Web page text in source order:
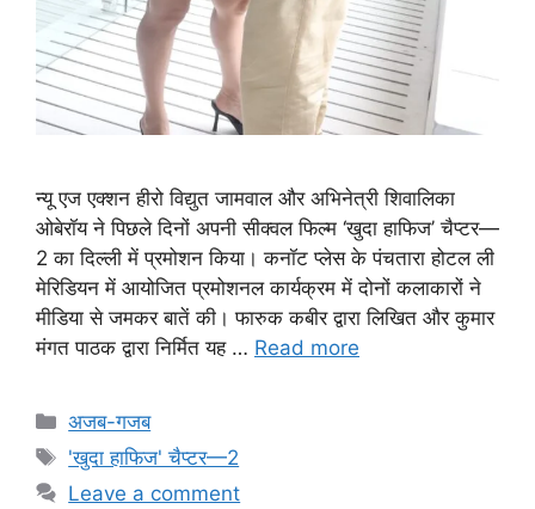
न्यू एज एक्शन हीरो विद्युत जामवाल और अभिनेत्री शिवालिका
ओबेरॉय ने पिछले दिनों अपनी सीक्वल फिल्म ‘खुदा हाफिज’ चैप्टर—
2 का दिल्ली में प्रमोशन किया। कनॉट प्लेस के पंचतारा होटल ली
मेरिडियन में आयोजित प्रमोशनल कार्यक्रम में दोनों कलाकारों ने
मीडिया से जमकर बातें की। फारुक कबीर द्वारा लिखित और कुमार
मंगत पाठक द्वारा निर्मित यह … Read more
अजब-गजब
'खुदा हाफिज' चैप्टर—2
Leave a comment